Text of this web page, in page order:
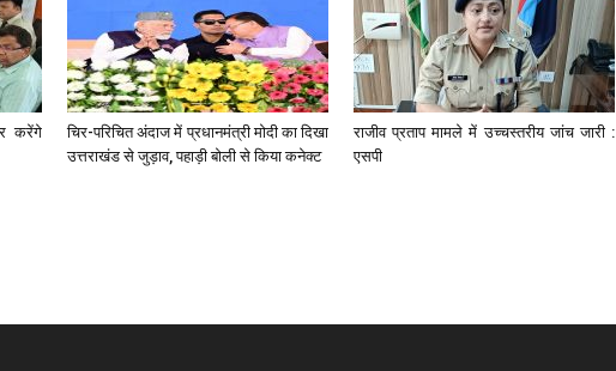
करेंगे
चिर-परिचित अंदाज में प्रधानमंत्री मोदी का दिखा
उत्तराखंड से जुड़ाव, पहाड़ी बोली से किया कनेक्ट
राजीव प्रताप मामले में उच्चस्तरीय जांच जारी :
एसपी